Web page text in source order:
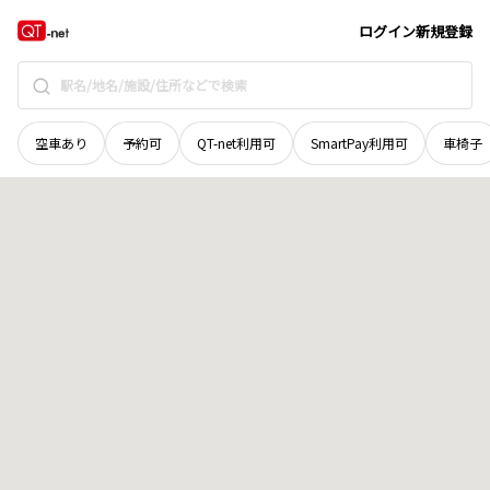
ログイン新規登録
空車あり 予約可 QT-net利用可 SmartPay利用可 車椅子
和歌山県